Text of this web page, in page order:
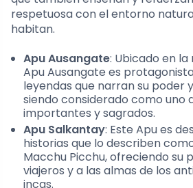
respetuosa con el entorno
habitan.
Apu Ausangate: Ubicado en la
Apu Ausangate es
leyendas que narran su poder
siendo considerado como uno
importantes y sagrados.
Apu Salkantay: Este Apu es
historias que lo describen
Macchu Picchu, ofreciendo su
viajeros y a las almas de los
incas.